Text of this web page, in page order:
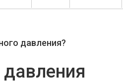
давления?